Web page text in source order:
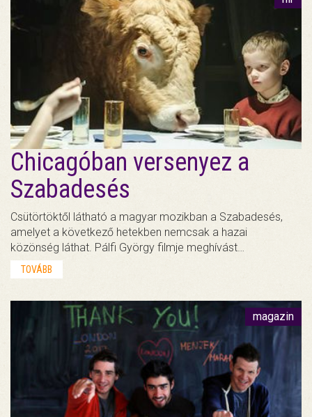
Chicagóban versenyez a
Szabadesés
Csütörtöktől látható a magyar mozikban a Szabadesés,
amelyet a következő hetekben nemcsak a hazai
közönség láthat. Pálfi György filmje meghívást…
TOVÁBB
magazin